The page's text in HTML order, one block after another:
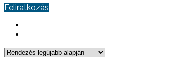
Feliratkozás